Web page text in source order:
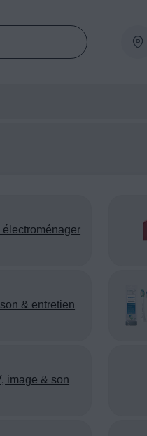
électroménager
& entretien
image & son